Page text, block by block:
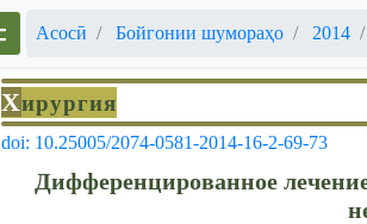
Асосӣ Бойгонии шумораҳо 2014
Хирургия
doi: 10.25005/2074-0581-2014-16-2-69-73
Дифференцированное